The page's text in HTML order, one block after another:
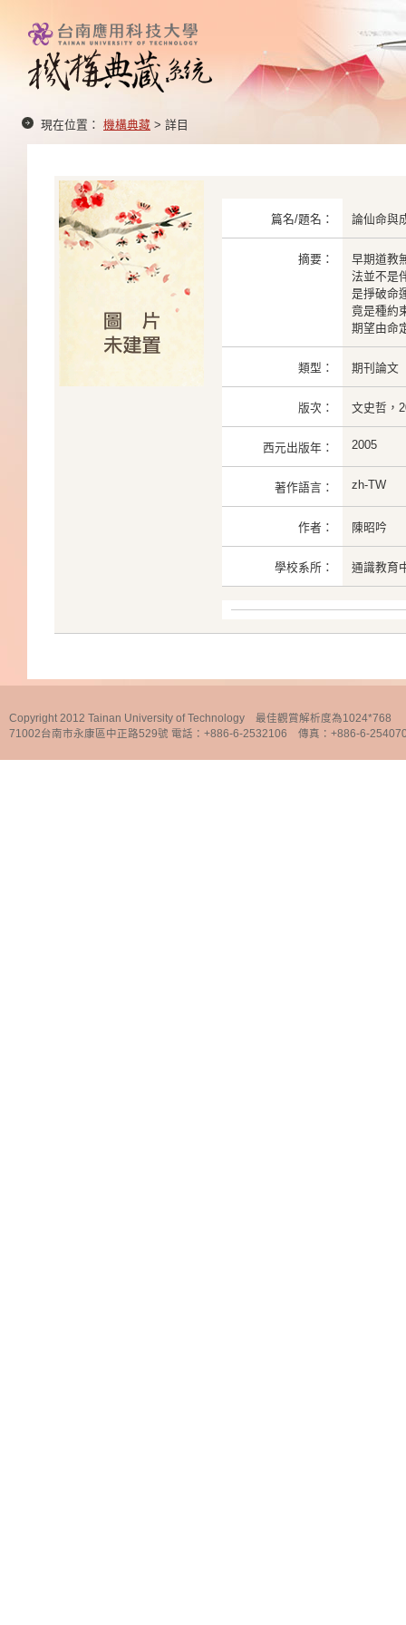
現在位置： 機構典藏 > 詳目
篇名/題名： 論仙命與
摘要：
早期道教
法並不是
是掙破命
竟是種約
期望由命
類型： 期刊論文
版次： 文史哲，
西元出版年： 2005
著作語言： zh-TW
作者： 陳昭吟
學校系所： 通識教育
Copyright 2012 Tainan University of Technology 最佳觀賞解析度為1024*768
71002台南市永康區中正路529號 電話：+886-6-2532106 傳真：+886-6-